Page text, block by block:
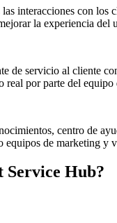
interacciones con los
la experiencia
de servicio al cliente
real por parte del equipo
centro de
de marketing y
Service Hub?